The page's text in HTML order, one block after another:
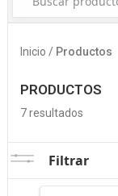
Inicio / Productos
PRODUCTOS
7resultados
Filtrar